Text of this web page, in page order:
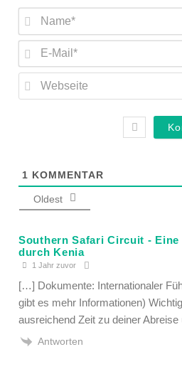
1 KOMMENTAR
Oldest
Southern Safari Circuit -
durch Kenia
1 Jahr zuvor
[…] Dokumente: Internationaler
gibt es mehr Informationen)
ausreichend Zeit zu deiner
Antworten